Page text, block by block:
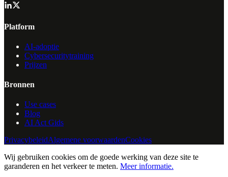
Platform
AI-adoptie
Cybersecuritytraining
Prijzen
Bronnen
Use cases
Blog
AI Act Gids
PrivacybeleidAlgemene voorwaardenCookies
Wij gebruiken cookies om de goede werking van deze site te
garanderen en het verkeer te meten. Meer informatie.